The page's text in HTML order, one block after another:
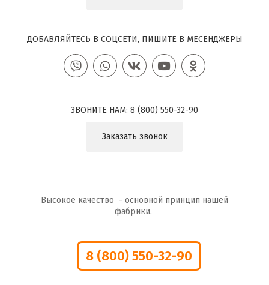
ДОБАВЛЯЙТЕСЬ В СОЦСЕТИ, ПИШИТЕ В МЕСЕНДЖЕРЫ
ЗВОНИТЕ НАМ: 8 (800) 550-32-90
Заказать звонок
Высокое качество - основной принцип нашей
фабрики.
8 (800) 550-32-90